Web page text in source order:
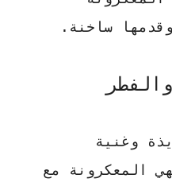
ساخنة.
وغنية
المعكرونة مع